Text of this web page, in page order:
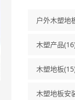
户外木塑地
木塑产品
木塑地板
木塑地板安